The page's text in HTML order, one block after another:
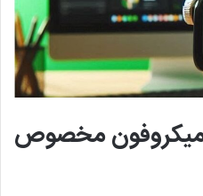
: میکروفون مخصوص